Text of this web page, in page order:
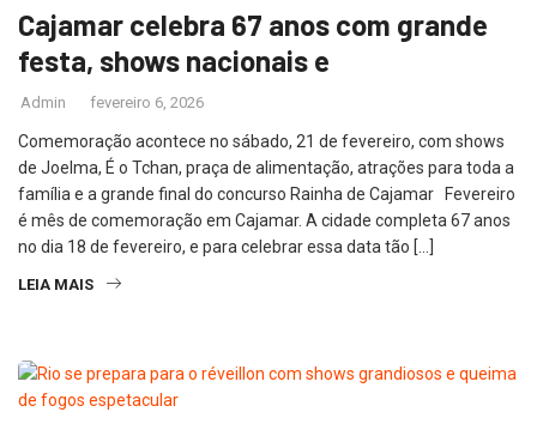
Cajamar celebra 67 anos com grande
festa, shows nacionais e
Admin fevereiro 6, 2026
Comemoração acontece no sábado, 21 de fevereiro, com shows
de Joelma, É o Tchan, praça de alimentação, atrações para toda a
família e a grande final do concurso Rainha de Cajamar Fevereiro
é mês de comemoração em Cajamar. A cidade completa 67 anos
no dia 18 de fevereiro, e para celebrar essa data tão […]
LEIA MAIS